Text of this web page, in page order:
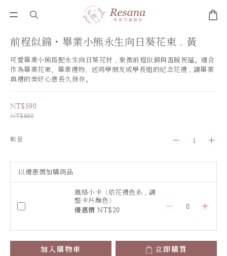
前程似錦・畢業小熊永生向日葵花束．黃
可愛畢業小熊搭配永生向日葵花材，象徵前程似錦與溫暖祝福。適合
作為畢業花束、畢業禮物、送同學朋友或學長姐的紀念花禮，讓畢業
典禮的美好心意長久保存。
NT$590
NT$680
數量
以優惠價加購商品
風格小卡（依花禮色系，調
整卡片顏色）
優惠價 NT$20
加入購物車 立即購買